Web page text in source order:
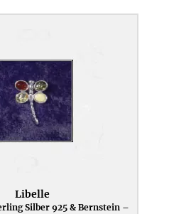
Libelle
Silber 925 & Bernstein –